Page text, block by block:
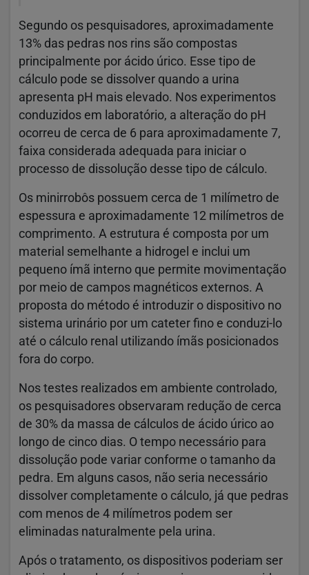
Segundo os pesquisadores, aproximadamente
13% das pedras nos rins são compostas
principalmente por ácido úrico. Esse tipo de
cálculo pode se dissolver quando a urina
apresenta pH mais elevado. Nos experimentos
conduzidos em laboratório, a alteração do pH
ocorreu de cerca de 6 para aproximadamente 7,
faixa considerada adequada para iniciar o
processo de dissolução desse tipo de cálculo.
Os minirrobôs possuem cerca de 1 milímetro de
espessura e aproximadamente 12 milímetros de
comprimento. A estrutura é composta por um
material semelhante a hidrogel e inclui um
pequeno ímã interno que permite movimentação
por meio de campos magnéticos externos. A
proposta do método é introduzir o dispositivo no
sistema urinário por um cateter fino e conduzi-lo
até o cálculo renal utilizando ímãs posicionados
fora do corpo.
Nos testes realizados em ambiente controlado,
os pesquisadores observaram redução de cerca
de 30% da massa de cálculos de ácido úrico ao
longo de cinco dias. O tempo necessário para
dissolução pode variar conforme o tamanho da
pedra. Em alguns casos, não seria necessário
dissolver completamente o cálculo, já que pedras
com menos de 4 milímetros podem ser
eliminadas naturalmente pela urina.
Após o tratamento, os dispositivos poderiam ser